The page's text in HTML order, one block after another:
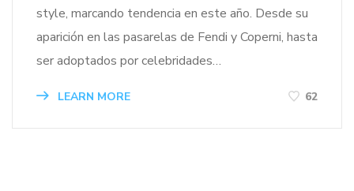
style, marcando tendencia en este año. Desde su
aparición en las pasarelas de Fendi y Coperni, hasta
ser adoptados por celebridades…
LEARN MORE 62